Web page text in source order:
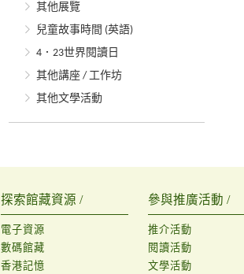
其他展覽
兒童故事時間 (英語)
4．23世界閱讀日
其他講座 / 工作坊
其他文學活動
探索館藏資源 /
電子資源
數碼館藏
香港記憶
參與推廣活動 /
推介活動
閱讀活動
文學活動